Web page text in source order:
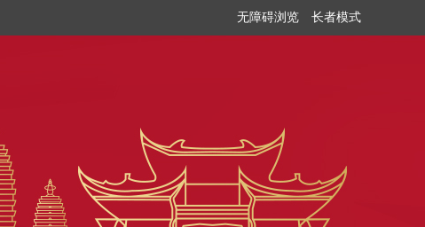
无障碍浏览 长者模式